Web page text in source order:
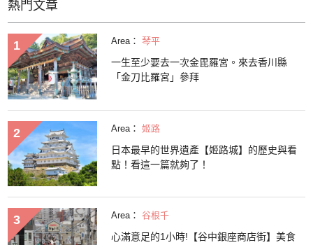
熱門文章
Area： 琴平
一生至少要去一次金毘羅宮。來去香川縣
「金刀比羅宮」參拜
Area： 姬路
日本最早的世界遺產【姬路城】的歷史與看
點！看這一篇就夠了！
Area： 谷根千
心滿意足的1小時!【谷中銀座商店街】美食